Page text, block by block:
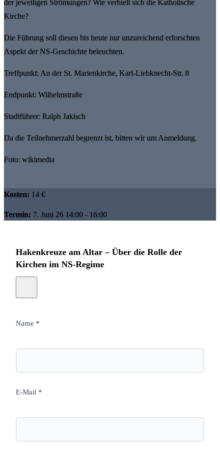
der jeweiligen Strömungen? Wie verhielt sich die Katholische
Kirche?
Die Führung soll diesen bis heute nur unzureichend erforschten
Aspekt der NS-Geschichte beleuchten.
Treffpunkt: An der St. Marienkirche, Karl-Liebknecht-Str. 8
Endpunkt: Wilhelmstraße
Stadtführer: Ralph Jakisch
Da die Teilnehmerzahl begrenzt ist, bitten wir um Anmeldung.
Foto: wikimedia
Kosten: 14 €
Termin: 7. Juni 26 14:00 - 16:00
Hakenkreuze am Altar – Über die Rolle der
Kirchen im NS-Regime
Name *
E-Mail *